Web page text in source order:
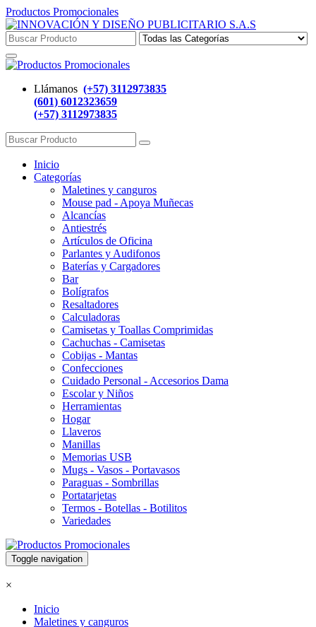
Productos Promocionales
Llámanos (+57) 3112973835
(601) 6012323659
(+57) 3112973835
Inicio
Categorías
Maletines y canguros
Mouse pad - Apoya Muñecas
Alcancías
Antiestrés
Artículos de Oficina
Parlantes y Audifonos
Baterías y Cargadores
Bar
Bolígrafos
Resaltadores
Calculadoras
Camisetas y Toallas Comprimidas
Cachuchas - Camisetas
Cobijas - Mantas
Confecciones
Cuidado Personal - Accesorios Dama
Escolar y Niños
Herramientas
Hogar
Llaveros
Manillas
Memorias USB
Mugs - Vasos - Portavasos
Paraguas - Sombrillas
Portatarjetas
Termos - Botellas - Botilitos
Variedades
Toggle navigation
×
Inicio
Maletines y canguros